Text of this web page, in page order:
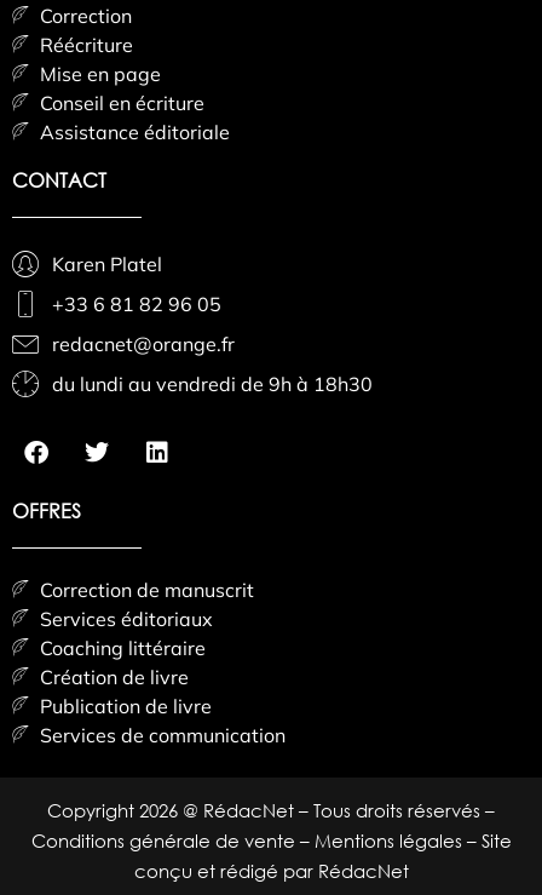
Correction
Réécriture
Mise en page
Conseil en écriture
Assistance éditoriale
CONTACT
Karen Platel
+33 6 81 82 96 05
redacnet@orange.fr
du lundi au vendredi de 9h à 18h30
OFFRES
Correction de manuscrit
Services éditoriaux
Coaching littéraire
Création de livre
Publication de livre
Services de communication
Copyright 2026 @ RédacNet – Tous droits réservés –
Conditions générale de vente – Mentions légales – Site
conçu et rédigé par RédacNet